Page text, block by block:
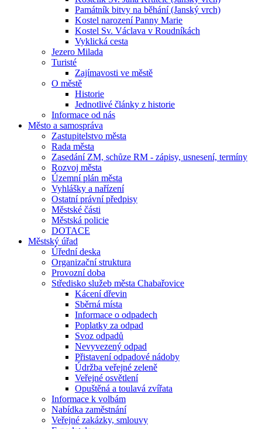
Památník bitvy na běhání (Janský vrch)
Kostel narození Panny Marie
Kostel Sv. Václava v Roudníkách
Vyklická cesta
Jezero Milada
Turisté
Zajímavosti ve městě
O městě
Historie
Jednotlivé články z historie
Informace od nás
Město a samospráva
Zastupitelstvo města
Rada města
Zasedání ZM, schůze RM - zápisy, usnesení, termíny
Rozvoj města
Územní plán města
Vyhlášky a nařízení
Ostatní právní předpisy
Městské části
Městská policie
DOTACE
Městský úřad
Úřední deska
Organizační struktura
Provozní doba
Středisko služeb města Chabařovice
Kácení dřevin
Sběrná místa
Informace o odpadech
Poplatky za odpad
Svoz odpadů
Nevyvezený odpad
Přistavení odpadové nádoby
Údržba veřejné zeleně
Veřejné osvětlení
Opuštěná a toulavá zvířata
Informace k volbám
Nabídka zaměstnání
Veřejné zakázky, smlouvy